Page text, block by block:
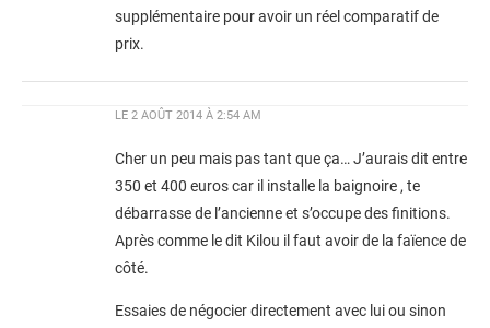
supplémentaire pour avoir un réel comparatif de
prix.
LE 2 AOÛT 2014 À 2:54 AM
Cher un peu mais pas tant que ça… J’aurais dit entre
350 et 400 euros car il installe la baignoire , te
débarrasse de l’ancienne et s’occupe des finitions.
Après comme le dit Kilou il faut avoir de la faïence de
côté.
Essaies de négocier directement avec lui ou sinon